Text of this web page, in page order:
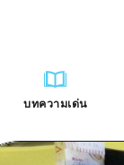
บทความเด่น
ฒนธรรม
รอบเมืองฮิโรชิม่า
รี Wi-Fi
มัครไ